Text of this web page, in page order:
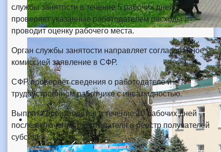
службы занятости в течение 5 рабочих дней
проверяет указанные работодателем расходы и
проводит оценку рабочего места.
Орган службы занятости направляет согласованное
комиссией заявление в СФР.
СФР проверяет сведения о работодателе и
трудоустроенном работнике с инвалидностью.
Выплата производится в течение 10 рабочих дней
после включения работодателя в реестр получателей
субсидии.